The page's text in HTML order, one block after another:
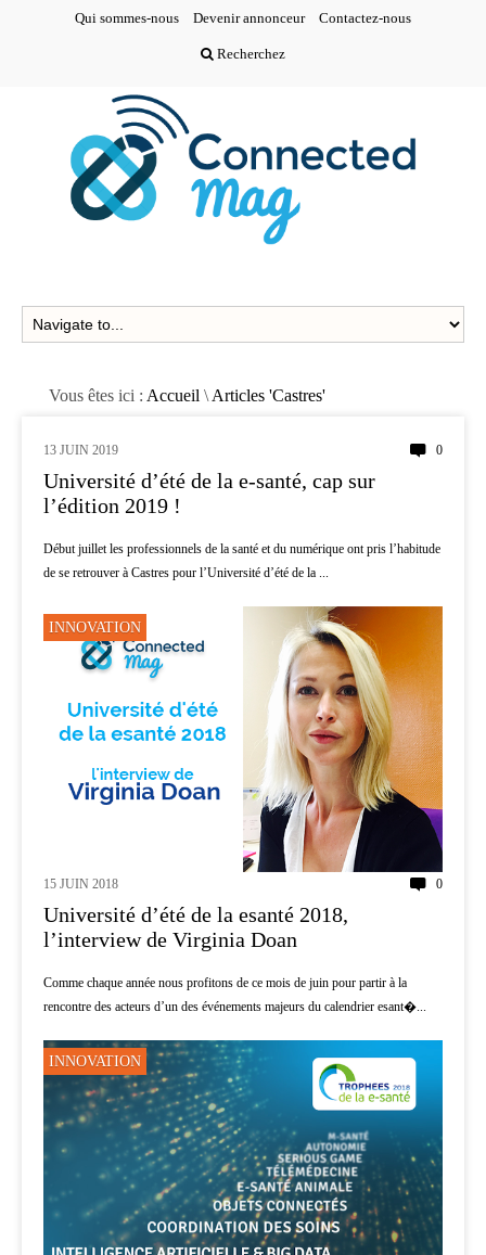
Qui sommes-nous Devenir annonceur Contactez-nous
Recherchez
Vous êtes ici : Accueil \ Articles 'Castres'
MÉDECINE
13 JUIN 2019 0
Université d’été de la e-santé, cap sur
l’édition 2019 !
Début juillet les professionnels de la santé et du numérique ont pris l’habitude
de se retrouver à Castres pour l’Université d’été de la ...
INNOVATION
15 JUIN 2018 0
Université d’été de la esanté 2018,
l’interview de Virginia Doan
Comme chaque année nous profitons de ce mois de juin pour partir à la
rencontre des acteurs d’un des événements majeurs du calendrier esant�...
INNOVATION